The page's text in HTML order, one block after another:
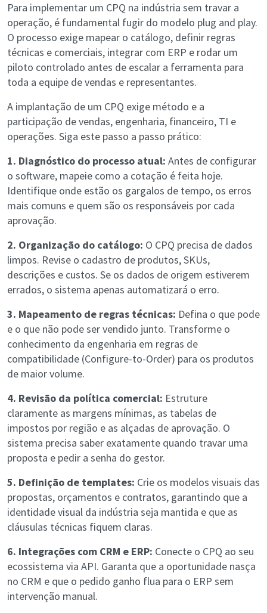
Para implementar um CPQ na indústria sem travar a
operação, é fundamental fugir do modelo plug and play.
O processo exige mapear o catálogo, definir regras
técnicas e comerciais, integrar com ERP e rodar um
piloto controlado antes de escalar a ferramenta para
toda a equipe de vendas e representantes.
A implantação de um CPQ exige método e a
participação de vendas, engenharia, financeiro, TI e
operações. Siga este passo a passo prático:
1. Diagnóstico do processo atual: Antes de configurar
o software, mapeie como a cotação é feita hoje.
Identifique onde estão os gargalos de tempo, os erros
mais comuns e quem são os responsáveis por cada
aprovação.
2. Organização do catálogo: O CPQ precisa de dados
limpos. Revise o cadastro de produtos, SKUs,
descrições e custos. Se os dados de origem estiverem
errados, o sistema apenas automatizará o erro.
3. Mapeamento de regras técnicas: Defina o que pode
e o que não pode ser vendido junto. Transforme o
conhecimento da engenharia em regras de
compatibilidade (Configure-to-Order) para os produtos
de maior volume.
4. Revisão da política comercial: Estruture
claramente as margens mínimas, as tabelas de
impostos por região e as alçadas de aprovação. O
sistema precisa saber exatamente quando travar uma
proposta e pedir a senha do gestor.
5. Definição de templates: Crie os modelos visuais das
propostas, orçamentos e contratos, garantindo que a
identidade visual da indústria seja mantida e que as
cláusulas técnicas fiquem claras.
6. Integrações com CRM e ERP: Conecte o CPQ ao seu
ecossistema via API. Garanta que a oportunidade nasça
no CRM e que o pedido ganho flua para o ERP sem
intervenção manual.